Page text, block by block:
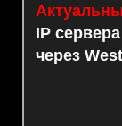
IP
через